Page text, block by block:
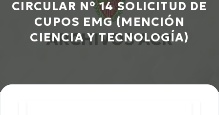
CIRCULAR N° 14 SOLICITUD DE
CUPOS EMG (MENCIÓN
CIENCIA Y TECNOLOGÍA)